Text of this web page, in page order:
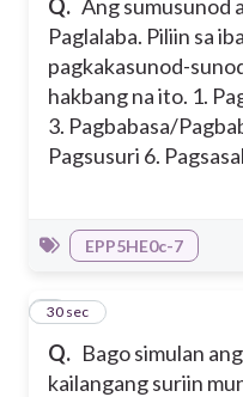
Q. Ang sumusunod
Paglalaba. Piliin sa
pagkakasunod-
hakbang na ito. 1.
3. Pagbabasa/
Pagsusuri 6.
EPP5HE0c-7
Q. Bago simulan
kailangang suriin
5
30 sec